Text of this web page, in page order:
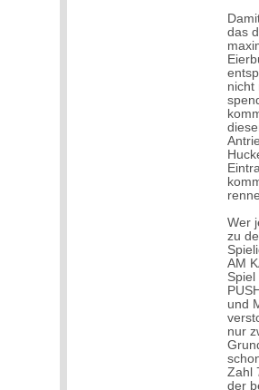
das
nicht
Wer
zu
AM
und
nur
Zahl
der